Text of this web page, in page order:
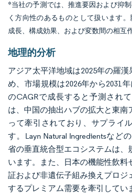
*当社の予測では、推進要因および抑
く方向性のあるものとして扱います
成長、構成効果、および変数間の相互
地理的分析
アジア太平洋地域は2025年の羅
め、市場規模は2026年から2031
のCAGRで成長すると予測され
は、中国の抽出ハブの拡大と東南
って牽引されており、サプライ
す。Layn Natural Ingredientsなど
省の垂直統合型エコシステムは、
います。また、日本の機能性飲料
証および非遺伝子組み換えプロジ
するプレミアム需要を牽引してい